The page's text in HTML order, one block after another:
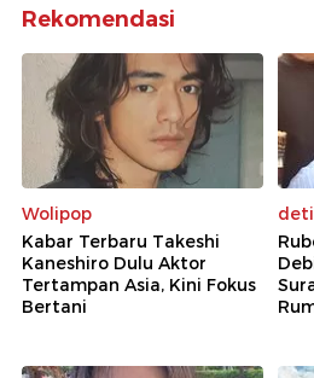
Rekomendasi
Wolipop
Kabar Terbaru Takeshi
Kaneshiro Dulu Aktor
Tertampan Asia, Kini Fokus
Bertani